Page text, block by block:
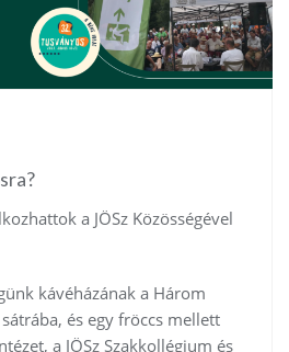
a JÖSz Közösségével
kávéházának a Három
és egy fröccs mellett
a JÖSz Szakkollégium és